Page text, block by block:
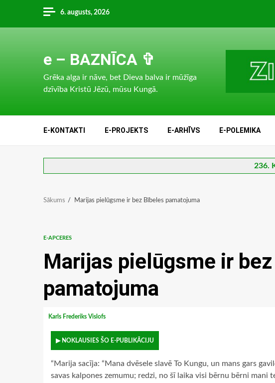
content
6. augusts, 2026
e – BAZNĪCA ✞
Grēka alga ir nāve, bet Dieva balva ir mūžīga
dzīvība Kristū Jēzū, mūsu Kungā.
E-KONTAKTI E-PROJEKTS E-ARHĪVS E-POLEMIKA
236.
Sākums Marijas pielūgsme ir bez Bībeles pamatojuma
E-APCERES
Marijas pielūgsme ir
pamatojuma
Karls Frederiks Vislofs
▶ NOKLAUSIES ŠO E-PUBLIKĀCIJU
“Marija sacīja: “Mana dvēsele slavē To Kungu, un mans gars
savas kalpones zemumu; redzi, no šī laika visi bērnu bērni mani